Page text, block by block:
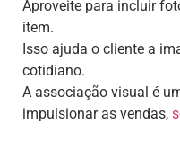
Aproveite para incluir
item.
Isso ajuda o cliente a
cotidiano.
A associação visual é
impulsionar as vendas,